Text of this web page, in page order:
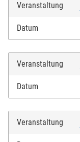
Veranstaltung
Datum
Veranstaltung
Datum
Veranstaltung